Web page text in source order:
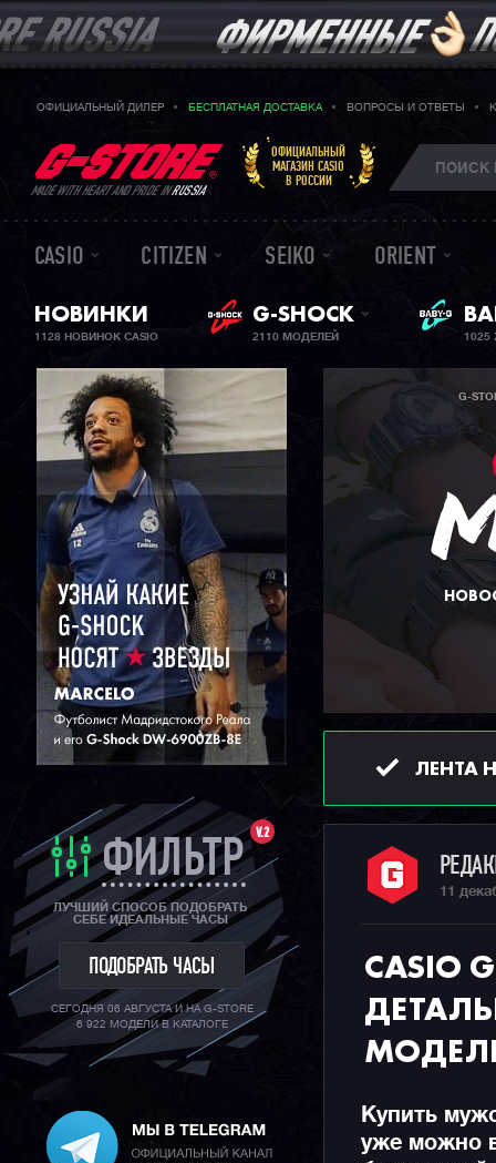
ОФИЦИАЛЬНЫЙ ДИЛЕР БЕСПЛАТНАЯ ДОСТАВКА ВОПРОСЫ И ОТВЕТЫ
MADE WITH HEART AND PRIDE INRUSSIA
ОФИЦИАЛЬНЫЙ
МАГАЗИН CASIO
В РОССИИ
CASIO CITIZEN SEIKO ORIENT
НОВИНКИ
1128 НОВИНОК CASIO
G-SHOCK
2110 МОДЕЛЕЙ
V.2
ФИЛЬТР
ЛУЧШИЙ СПОСОБ ПОДОБРАТЬ
СЕБЕ ИДЕАЛЬНЫЕ ЧАСЫ
ПОДОБРАТЬ ЧАСЫ
СЕГОДНЯ 06 АВГУСТА И НА G-STORE
6 922 МОДЕЛИ В КАТАЛОГЕ
G-
ЛЕНТА
11
CASIO
Купить
уже можно